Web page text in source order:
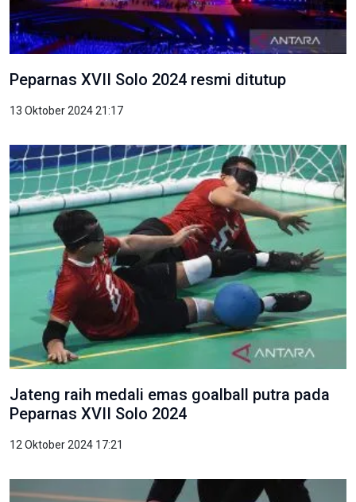
Peparnas XVII Solo 2024 resmi ditutup
13 Oktober 2024 21:17
Jateng raih medali emas goalball putra pada
Peparnas XVII Solo 2024
12 Oktober 2024 17:21